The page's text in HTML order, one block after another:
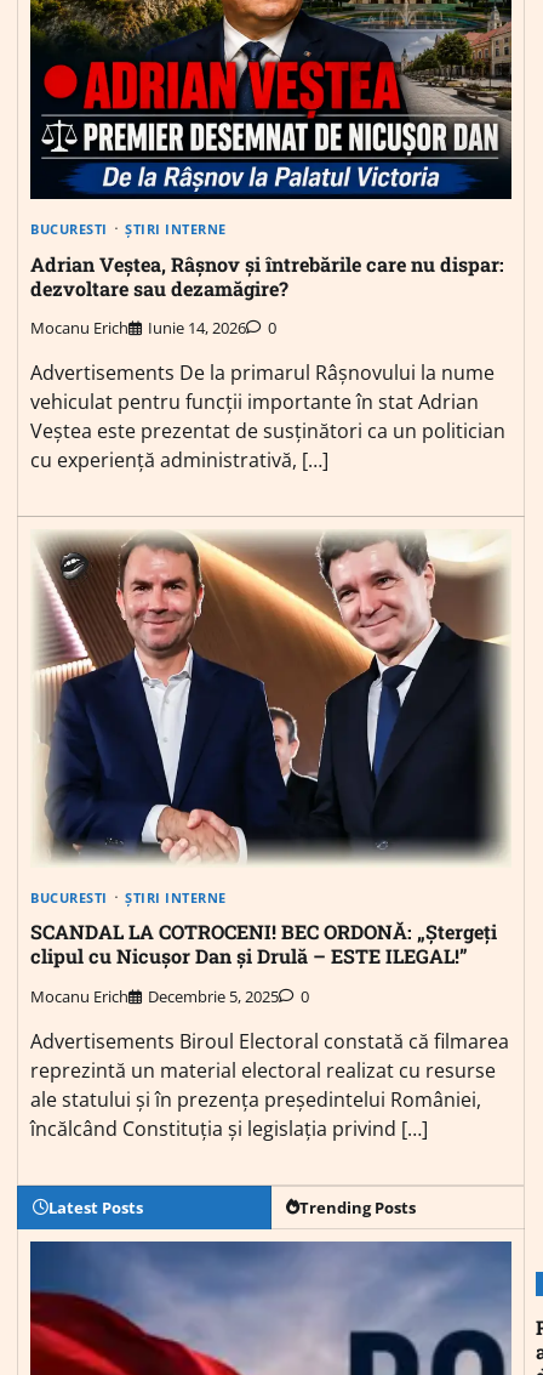
BUCURESTI ȘTIRI INTERNE
Adrian Veștea, Râșnov și întrebările care nu dispar:
dezvoltare sau dezamăgire?
Mocanu Erich Iunie 14, 2026 0
Advertisements De la primarul Râșnovului la nume
vehiculat pentru funcții importante în stat Adrian
Veștea este prezentat de susținători ca un politician
cu experiență administrativă, […]
BUCURESTI ȘTIRI INTERNE
SCANDAL LA COTROCENI! BEC ORDONĂ: „Ștergeți
clipul cu Nicușor Dan și Drulă – ESTE ILEGAL!”
Mocanu Erich Decembrie 5, 2025 0
Advertisements Biroul Electoral constată că filmarea
reprezintă un material electoral realizat cu resurse
ale statului și în prezența președintelui României,
încălcând Constituția și legislația privind […]
Latest Posts Trending Posts